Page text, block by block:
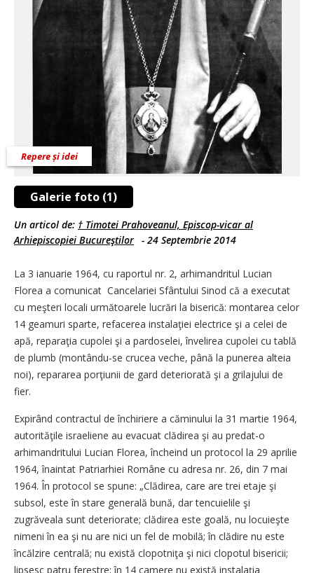
Galerie foto (1)
Repere și idei
Un articol de: † Timotei Prahoveanul, Episcop-vicar al
Arhiepiscopiei Bucureştilor - 24 Septembrie 2014
La 3 ianuarie 1964, cu raportul nr. 2, arhimandritul Lucian
Florea a comunicat Cancelariei Sfântului Sinod că a executat
cu meşteri locali următoarele lucrări la biserică: montarea celor
14 geamuri sparte, refacerea instalaţiei electrice şi a celei de
apă, reparaţia cupolei şi a pardoselei, învelirea cupolei cu tablă
de plumb (montându-se crucea veche, până la punerea alteia
noi), repararea porţiunii de gard deteriorată şi a grilajului de
fier.
Expirând contractul de închiriere a căminului la 31 martie 1964,
autorităţile israeliene au evacuat clădirea şi au predat-o
arhimandritului Lucian Florea, încheind un protocol la 29 aprilie
1964, înaintat Patriarhiei Române cu adresa nr. 26, din 7 mai
1964. În protocol se spune: „Clădirea, care are trei etaje şi
subsol, este în stare generală bună, dar tencuielile şi
zugrăveala sunt deteriorate; clădirea este goală, nu locuieşte
nimeni în ea şi nu are nici un fel de mobilă; în clădire nu este
încălzire centrală; nu există clopotniţa şi nici clopotul bisericii;
lipsesc patru ferestre; în 14 camere nu există instalaţia